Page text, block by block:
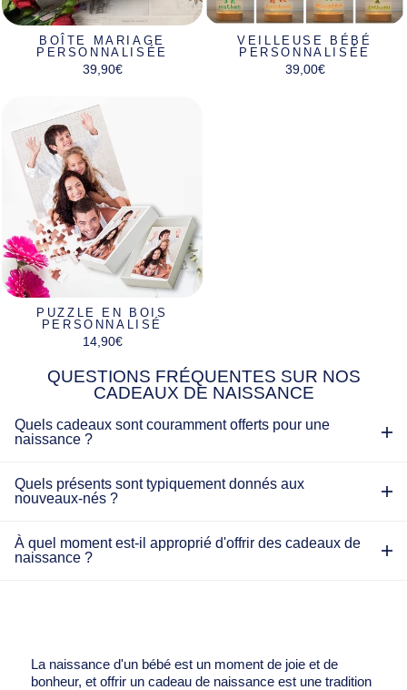
BOÎTE MARIAGE
PERSONNALISÉE
39,90€
VEILLEUSE BÉBÉ
PERSONNALISÉE
39,00€
PUZZLE EN BOIS
PERSONNALISÉ
14,90€
QUESTIONS FRÉQUENTES SUR NOS
CADEAUX DE NAISSANCE
Quels cadeaux sont couramment offerts pour une
naissance ?
Quels présents sont typiquement donnés aux
nouveaux-nés ?
À quel moment est-il approprié d'offrir des cadeaux de
naissance ?
La naissance d'un bébé est un moment de joie et de
bonheur, et offrir un cadeau de naissance est une tradition